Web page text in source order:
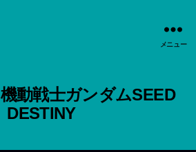
メニュー
機動戦士ガンダムSEED
DESTINY